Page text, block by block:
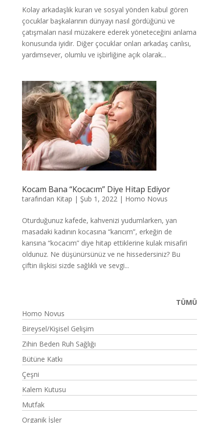
Kolay arkadaşlık kuran ve sosyal yönden kabul gören
çocuklar başkalarının dünyayı nasıl gördüğünü ve
çatışmaları nasıl müzakere ederek yöneteceğini anlama
konusunda iyidir. Diğer çocuklar onları arkadaş canlısı,
yardımsever, olumlu ve işbirliğine açık olarak...
Kocam Bana “Kocacım” Diye Hitap Ediyor
tarafından Kitap | Şub 1, 2022| Homo Novus
Oturduğunuz kafede, kahvenizi yudumlarken, yan
masadaki kadının kocasına “karıcım”, erkeğin de
karısına “kocacım” diye hitap ettiklerine kulak misafiri
oldunuz. Ne düşünürsünüz ve ne hissedersiniz? Bu
çiftin ilişkisi sizde sağlıklı ve sevgi...
TÜMÜ
Homo Novus
Bireysel/Kişisel Gelişim
Zihin Beden Ruh Sağlığı
Bütüne Katkı
Çeşni
Kalem Kutusu
Mutfak
Organik İşler